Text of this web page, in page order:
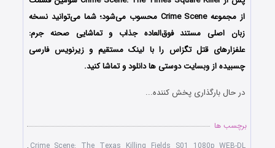
از مجموعه Crime Scene محسوب می‌شود؛ شما می‌توانید نسخه
زبان اصلی مستند فوق‌العاده جذاب و تماشایی صحنه جرم:
علفزارهای قتل تگزاس را با لینک مستقیم و زیرنویس فارسی
چسبیده از وبسایت دوستی ها دانلود و تماشا کنید.
در حال بارگذاری پخش کننده...
برچسب ها